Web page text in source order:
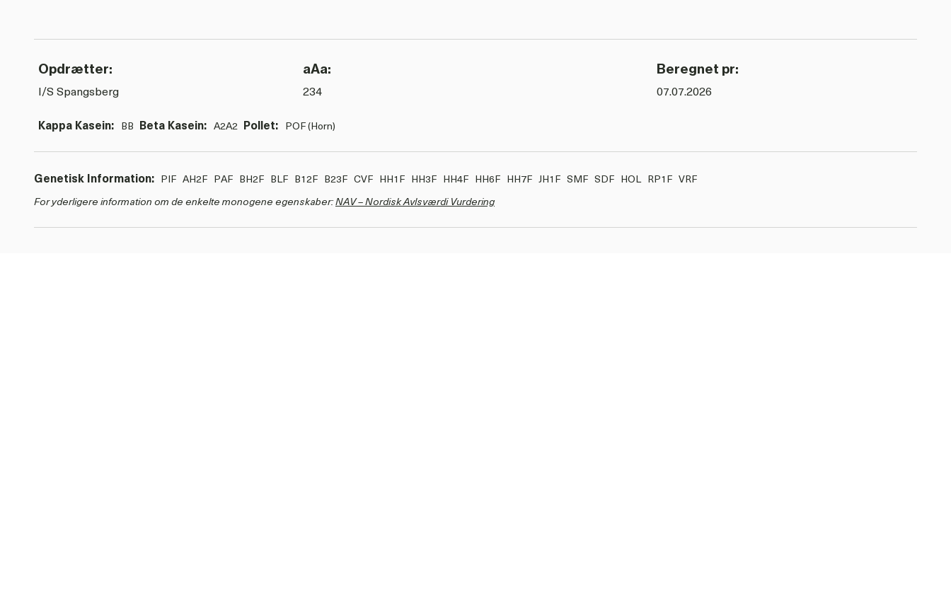
Opdrætter: aAa: Beregnet pr:
I/S Spangsberg 234
07.07.2026
Kappa Kasein: BB Beta Kasein: A2A2 Pollet: POF (Horn)
Genetisk Information: PIF AH2F PAF BH2F BLF B12F B23F CVF HH1F HH3F HH4F HH6F HH7F JH1F SMF SDF HOL RP1F VRF
For yderligere information om de enkelte monogene egenskaber:NAV – Nordisk Avlsværdi Vurdering